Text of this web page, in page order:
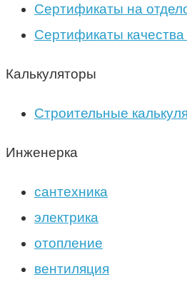
Сертификаты на
Сертификаты качества
Калькуляторы
Строительные
Инженерка
сантехника
электрика
отопление
вентиляция